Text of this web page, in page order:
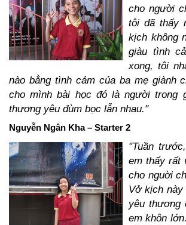
cho người
tôi đã thấy
kịch không
giàu tình
xong, tôi
nào bằng tình cảm của ba mẹ giành
cho mình bài học đó là người trong
thương yêu đùm bọc lẫn nhau."
Nguyễn Ngân Kha – Starter 2
"Tuần
em thấy rất
cho nguời
Vở kịch này
yêu thương
em khôn